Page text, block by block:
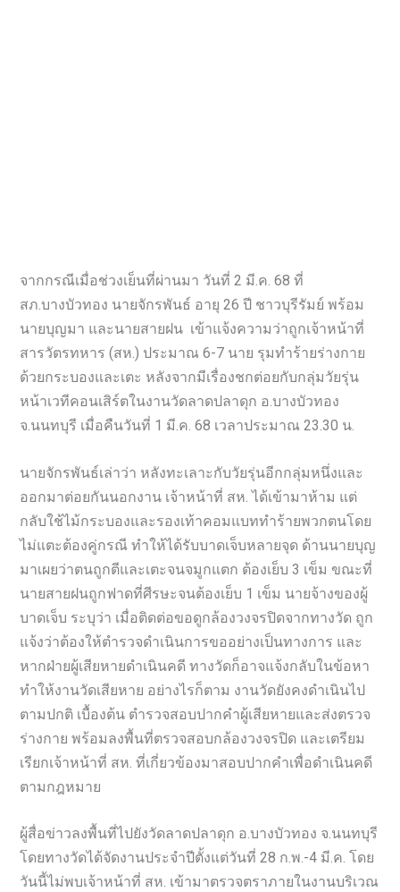
จากกรณีเมื่อช่วงเย็นที่ผ่านมา วันที่ 2 มี.ค. 68 ที่
สภ.บางบัวทอง นายจักรพันธ์ อายุ 26 ปี ชาวบุรีรัมย์ พร้อม
นายบุญมา และนายสายฝน เข้าแจ้งความว่าถูกเจ้าหน้าที่
สารวัตรทหาร (สห.) ประมาณ 6-7 นาย รุมทำร้ายร่างกาย
ด้วยกระบองและเตะ หลังจากมีเรื่องชกต่อยกับกลุ่มวัยรุ่น
หน้าเวทีคอนเสิร์ตในงานวัดลาดปลาดุก อ.บางบัวทอง
จ.นนทบุรี เมื่อคืนวันที่ 1 มี.ค. 68 เวลาประมาณ 23.30 น.
นายจักรพันธ์เล่าว่า หลังทะเลาะกับวัยรุ่นอีกกลุ่มหนึ่งและ
ออกมาต่อยกันนอกงาน เจ้าหน้าที่ สห. ได้เข้ามาห้าม แต่
กลับใช้ไม้กระบองและรองเท้าคอมแบททำร้ายพวกตนโดย
ไม่แตะต้องคู่กรณี ทำให้ได้รับบาดเจ็บหลายจุด ด้านนายบุญ
มาเผยว่าตนถูกตีและเตะจนจมูกแตก ต้องเย็บ 3 เข็ม ขณะที่
นายสายฝนถูกฟาดที่ศีรษะจนต้องเย็บ 1 เข็ม นายจ้างของผู้
บาดเจ็บ ระบุว่า เมื่อติดต่อขอดูกล้องวงจรปิดจากทางวัด ถูก
แจ้งว่าต้องให้ตำรวจดำเนินการขออย่างเป็นทางการ และ
หากฝ่ายผู้เสียหายดำเนินคดี ทางวัดก็อาจแจ้งกลับในข้อหา
ทำให้งานวัดเสียหาย อย่างไรก็ตาม งานวัดยังคงดำเนินไป
ตามปกติ เบื้องต้น ตำรวจสอบปากคำผู้เสียหายและส่งตรวจ
ร่างกาย พร้อมลงพื้นที่ตรวจสอบกล้องวงจรปิด และเตรียม
เรียกเจ้าหน้าที่ สห. ที่เกี่ยวข้องมาสอบปากคำเพื่อดำเนินคดี
ตามกฎหมาย
ผู้สื่อข่าวลงพื้นที่ไปยังวัดลาดปลาดุก อ.บางบัวทอง จ.นนทบุรี
โดยทางวัดได้จัดงานประจำปีตั้งแต่วันที่ 28 ก.พ.-4 มี.ค. โดย
วันนี้ไม่พบเจ้าหน้าที่ สห. เข้ามาตรวจตราภายในงานบริเวณ